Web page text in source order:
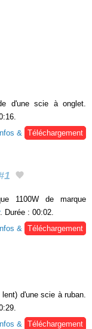
d'une scie à onglet.
&
Téléchargement
1100W de marque
. Durée : 00:02.
&
Téléchargement
d'une scie à ruban.
&
Téléchargement